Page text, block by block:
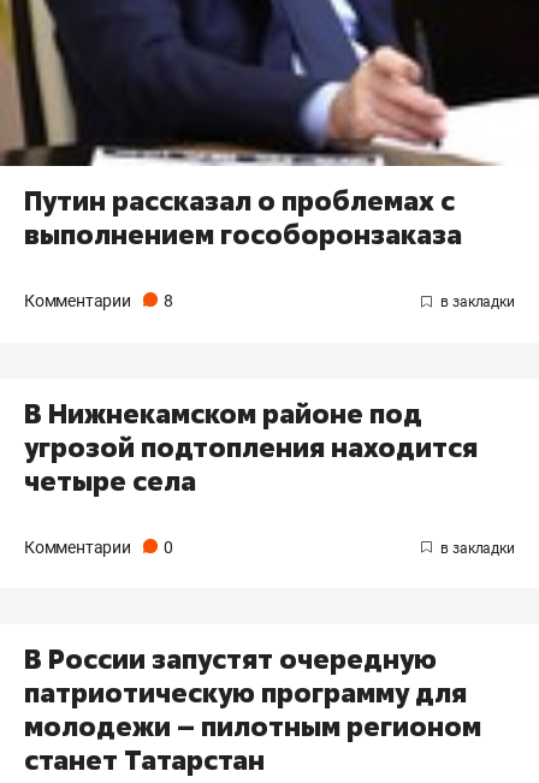
Путин рассказал о проблемах с
выполнением гособоронзаказа
Комментарии 8
В Нижнекамском районе под
угрозой подтопления находится
четыре села
Комментарии 0
В России запустят очередную
патриотическую программу для
молодежи – пилотным регионом
станет Татарстан